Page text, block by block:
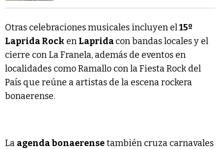
Otras celebraciones musicales incluyen el15º
Laprida Rock en Lapridacon bandas locales y el
cierre con La Franela, además de eventos en
localidades como Ramallo con la Fiesta Rock del
País que reúne a artistas de la escena rockera
bonaerense.
La agenda bonaerensetambién cruza carnavales